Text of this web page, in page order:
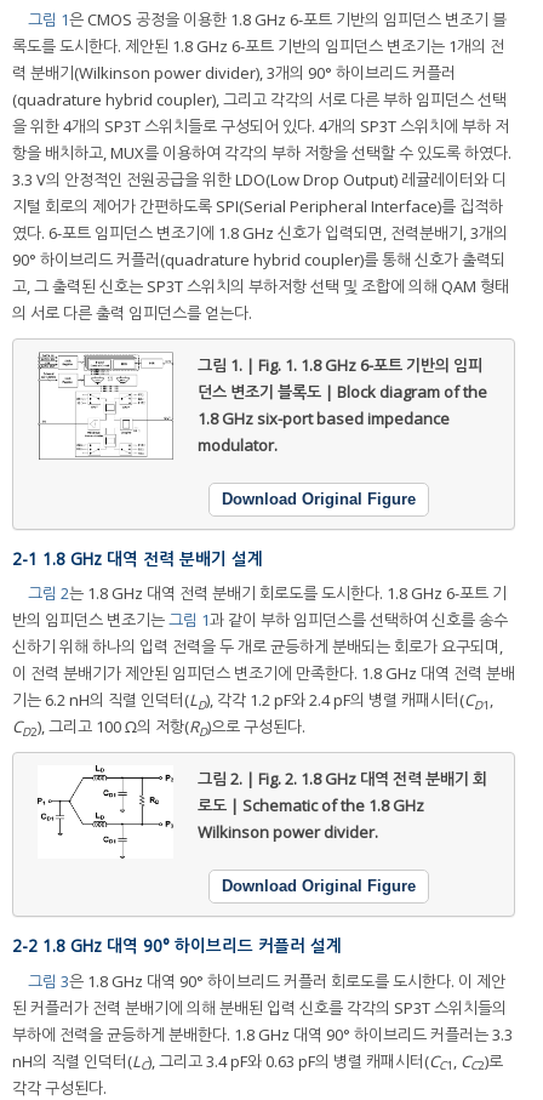
그림 1은 CMOS 공정을 이용한 1.8 GHz 6-포트 기반의 임피던스 변조기 블
록도를 도시한다. 제안된 1.8 GHz 6-포트 기반의 임피던스 변조기는 1개의 전
력 분배기(Wilkinson power divider), 3개의 90° 하이브리드 커플러
(quadrature hybrid coupler), 그리고 각각의 서로 다른 부하 임피던스 선택
을 위한 4개의 SP3T 스위치들로 구성되어 있다. 4개의 SP3T 스위치에 부하 저
항을 배치하고, MUX를 이용하여 각각의 부하 저항을 선택할 수 있도록 하였다.
3.3 V의 안정적인 전원공급을 위한 LDO(Low Drop Output) 레귤레이터와 디
지털 회로의 제어가 간편하도록 SPI(Serial Peripheral Interface)를 집적하
였다. 6-포트 임피던스 변조기에 1.8 GHz 신호가 입력되면, 전력분배기, 3개의
90° 하이브리드 커플러(quadrature hybrid coupler)를 통해 신호가 출력되
고, 그 출력된 신호는 SP3T 스위치의 부하저항 선택 및 조합에 의해 QAM 형태
의 서로 다른 출력 임피던스를 얻는다.
그림 1. | Fig. 1. 1.8 GHz 6-포트 기반의 임피
던스 변조기 블록도 | Block diagram of the
1.8 GHz six-port based impedance
modulator.
Download Original Figure
2-1 1.8 GHz 대역 전력 분배기 설계
그림 2는 1.8 GHz 대역 전력 분배기 회로도를 도시한다. 1.8 GHz 6-포트 기
반의 임피던스 변조기는그림 1과 같이 부하 임피던스를 선택하여 신호를 송수
신하기 위해 하나의 입력 전력을 두 개로 균등하게 분배되는 회로가 요구되며,
이 전력 분배기가 제안된 임피던스 변조기에 만족한다. 1.8 GHz 대역 전력 분배
기는 6.2 nH의 직렬 인덕터(LD), 각각 1.2 pF와 2.4 pF의 병렬 캐패시터(CD1 ,
CD2), 그리고 100 Ω의 저항(RD)으로 구성된다.
그림 2. | Fig. 2. 1.8 GHz 대역 전력 분배기 회
로도 | Schematic of the 1.8 GHz
Wilkinson power divider.
Download Original Figure
2-2 1.8 GHz 대역 90° 하이브리드 커플러 설계
그림 3은 1.8 GHz 대역 90° 하이브리드 커플러 회로도를 도시한다. 이 제안
된 커플러가 전력 분배기에 의해 분배된 입력 신호를 각각의 SP3T 스위치들의
부하에 전력을 균등하게 분배한다. 1.8 GHz 대역 90° 하이브리드 커플러는 3.3
nH의 직렬 인덕터(LC), 그리고 3.4 pF와 0.63 pF의 병렬 캐패시터(CC1 , CC2)로
각각 구성된다.